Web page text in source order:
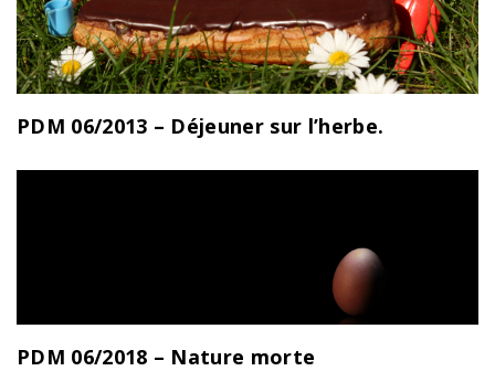
PDM 06/2013 – Déjeuner sur l’herbe.
PDM 06/2018 – Nature morte